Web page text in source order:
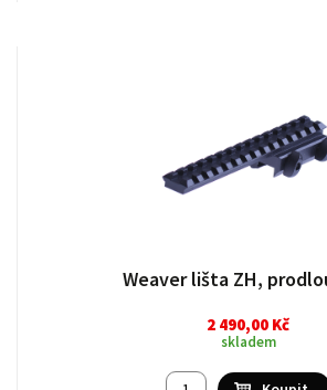
Weaver lišta ZH,
2 490,00 Kč
skladem